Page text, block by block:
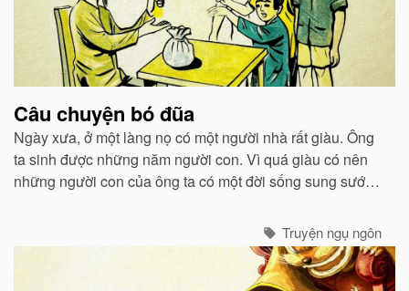
Câu chuyện bó đũa
Ngày xưa, ở một làng nọ có một người nhà rất giàu. Ông
ta sinh được những năm người con. Vì quá giàu có nên
những người con của ông ta có một đời sống sung sướng
Truyện ngụ ngôn